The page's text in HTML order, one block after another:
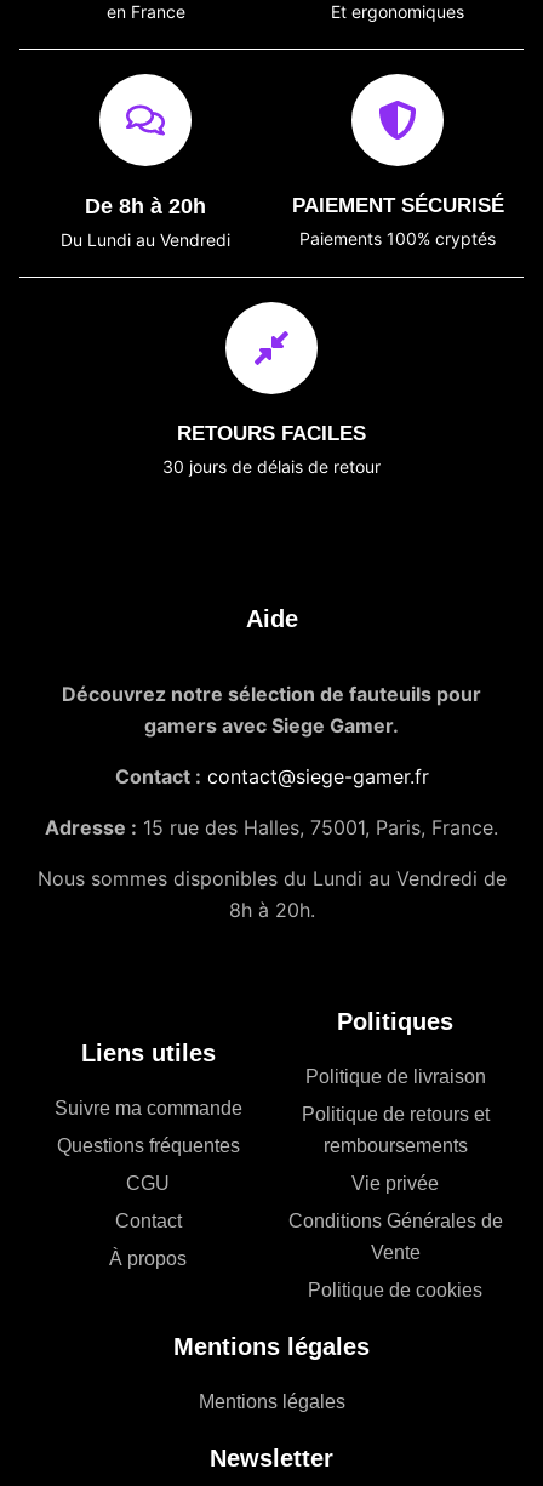
en France Et ergonomiques
De 8h à 20h
Du Lundi au Vendredi
PAIEMENT SÉCURISÉ
Paiements 100% cryptés
RETOURS FACILES
30 jours de délais de retour
Aide
Découvrez notre sélection de fauteuils pour
gamers avec Siege Gamer.
Contact : contact@siege-gamer.fr
Adresse : 15 rue des Halles, 75001, Paris, France.
Nous sommes disponibles du Lundi au Vendredi de
8h à 20h.
Liens utiles
Suivre ma commande
Questions fréquentes
CGU
Contact
À propos
Politiques
Politique de livraison
Politique de retours et
remboursements
Vie privée
Conditions Générales de
Vente
Politique de cookies
Mentions légales
Mentions légales
Newsletter